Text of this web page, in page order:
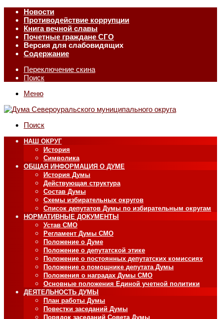
Новости
Противодействие коррупции
Книга вечной славы
Почетные граждане СГО
Версия для слабовидящих
Содержание
Переключение скина
Поиск
Меню
Поиск
НАШ ОКРУГ
История
Символика
ОБЩАЯ ИНФОРМАЦИЯ О ДУМЕ
История Думы
Действующая структура
Состав Думы
Схемы избирательных округов
Список депутатов Думы по избирательным округам
НОРМАТИВНЫЕ ДОКУМЕНТЫ
Устав СМО
Регламент Думы СМО
Положение о Думе
Положение о депутатской этике
Положение о постоянных депутатских комиссиях
Положение о помощнике депутата Думы
Положения о наградах Думы СМО
Основные положения Единой учетной политики
ДЕЯТЕЛЬНОСТЬ ДУМЫ
План работы Думы
Повестки заседаний Думы
Порядок заседаний Совета Думы